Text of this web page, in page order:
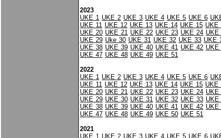
2023
UKE 1 UKE 2 UKE 3 UKE 4 UKE 5 UKE 6
UKE 11 UKE 12 UKE 13 UKE 14 UKE 15 UKE
UKE 20 UKE 21 UKE 22 UKE 23 UKE 24 UKE
UKE 29 Uke 30 UKE 31 UKE 32 UKE 33 UKE
UKE 38 UKE 39 UKE 40 UKE 41 UKE 42 UKE
UKE 47 UKE 48 UKE 49 UKE 51
2022
UKE 1 UKE 2 UKE 3 UKE 4 UKE 5 UKE 6
UKE 11 UKE 12 UKE 13 UKE 14 UKE 15 UKE
UKE 20 UKE 21 UKE 22 UKE 23 UKE 24 UKE
UKE 29 UKE 30 UKE 31 UKE 32 UKE 33 UKE
UKE 38 UKE 39 UKE 40 UKE 41 UKE 42 UKE
UKE 47 UKE 48 UKE 49 UKE 50 UKE 51
2021
UKE 1 UKE 2 UKE 3 UKE 4 UKE 5 UKE 6